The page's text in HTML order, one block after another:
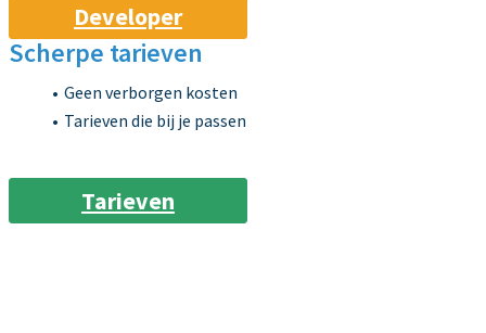
Developer
Scherpe tarieven
Geen verborgen kosten
Tarieven die bij je passen
Tarieven